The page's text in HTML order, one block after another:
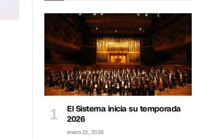
El Sistema inicia su temporada
2026
enero 21, 2026